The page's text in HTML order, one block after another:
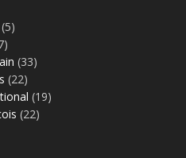
(5)
(33)
(22)
(19)
(22)